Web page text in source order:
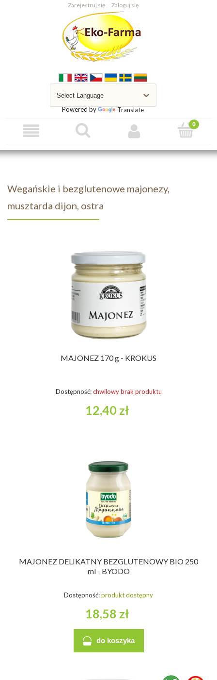
Zarejestruj się Zaloguj się
Powered by Translate
Wegańskie i bezglutenowe majonezy,
musztarda dijon, ostra
MAJONEZ 170 g - KROKUS
Dostępność: chwilowy brak produktu
12,40 zł
MAJONEZ DELIKATNY BEZGLUTENOWY BIO 250
ml - BYODO
Dostępność:produkt dostępny
18,58 zł
do koszyka